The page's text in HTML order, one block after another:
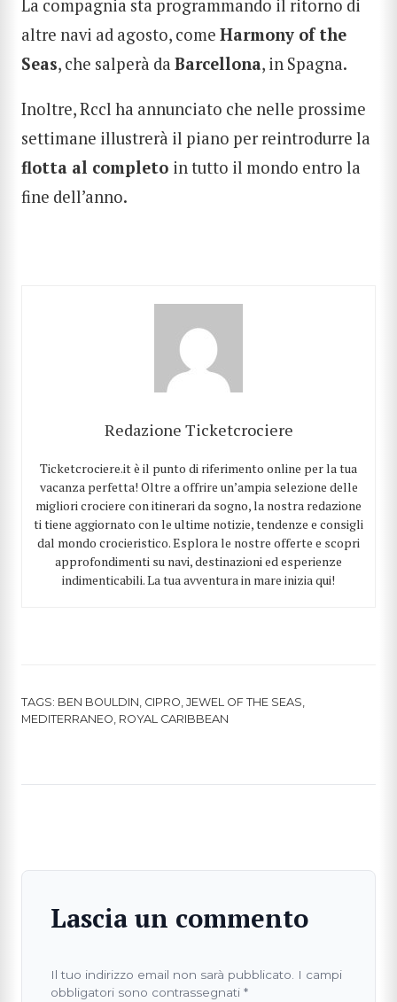
La compagnia sta programmando il ritorno di
altre navi ad agosto, come Harmony of the
Seas, che salperà da Barcellona, ​​​​in Spagna.
Inoltre, Rccl ha annunciato che nelle prossime
settimane illustrerà il piano per reintrodurre la
flotta al completo in tutto il mondo entro la
fine dell’anno.
Redazione Ticketcrociere
Ticketcrociere.it è il punto di riferimento online per la tua
vacanza perfetta! Oltre a offrire un’ampia selezione delle
migliori crociere con itinerari da sogno, la nostra redazione
ti tiene aggiornato con le ultime notizie, tendenze e consigli
dal mondo crocieristico. Esplora le nostre offerte e scopri
approfondimenti su navi, destinazioni ed esperienze
indimenticabili. La tua avventura in mare inizia qui!
TAGS: BEN BOULDIN CIPRO JEWEL OF THE SEAS
MEDITERRANEO ROYAL CARIBBEAN
Lascia un commento
Il tuo indirizzo email non sarà pubblicato.
I campi
obbligatori sono contrassegnati *